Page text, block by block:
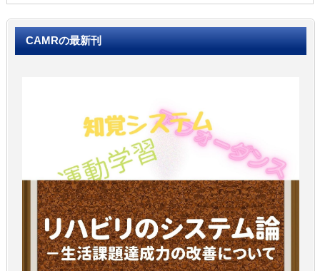
CAMRの最新刊